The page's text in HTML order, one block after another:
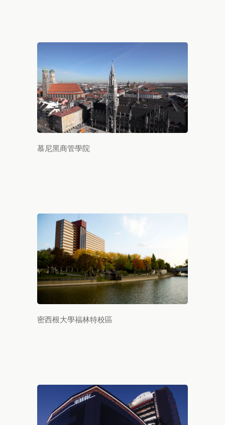
慕尼黑商管學院
密西根大學福林特校區